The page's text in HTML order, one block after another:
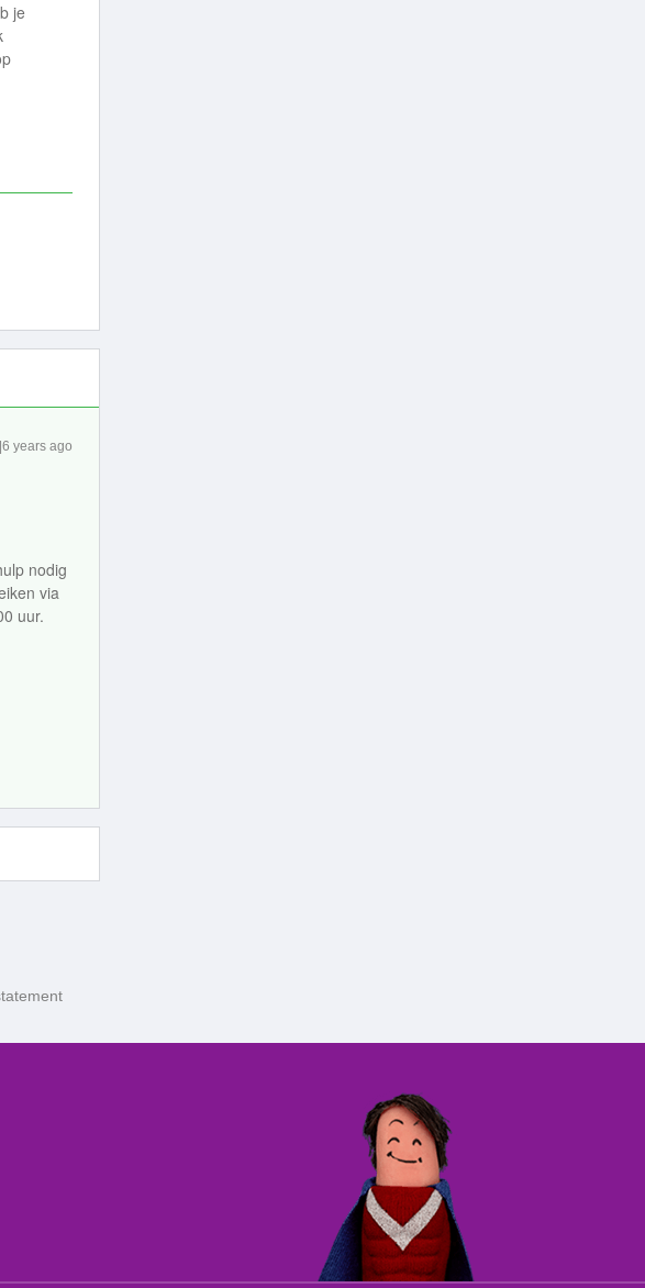
je
years ago
nodig
via
uur.